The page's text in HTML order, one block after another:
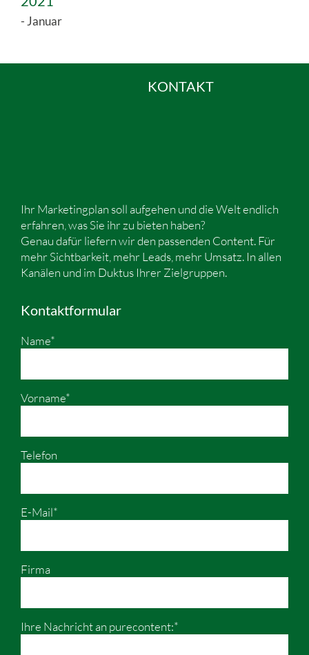
Januar
KONTAKT
Ihr Marketingplan soll aufgehen und die Welt endlich
erfahren, was Sie ihr zu bieten haben?
Genau dafür liefern wir den passenden Content. Für
mehr Sichtbarkeit, mehr Leads, mehr Umsatz. In allen
Kanälen und im Duktus Ihrer Zielgruppen.
Kontaktformular
Name*
Vorname*
Telefon
E-Mail*
Firma
Ihre Nachricht an purecontent:*